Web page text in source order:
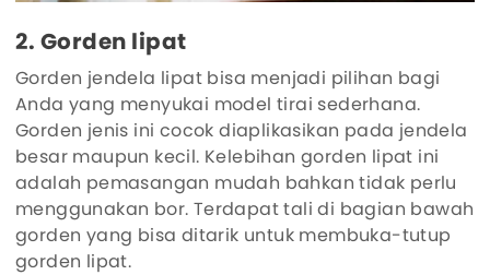
2. Gorden lipat
Gorden jendela lipat bisa menjadi pilihan bagi
Anda yang menyukai model tirai sederhana.
Gorden jenis ini cocok diaplikasikan pada jendela
besar maupun kecil. Kelebihan gorden lipat ini
adalah pemasangan mudah bahkan tidak perlu
menggunakan bor. Terdapat tali di bagian bawah
gorden yang bisa ditarik untuk membuka-tutup
gorden lipat.